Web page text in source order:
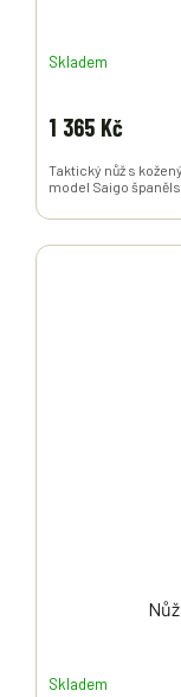
Skladem
1 365 Kč
Taktický nůž s
model Saigo
Skladem